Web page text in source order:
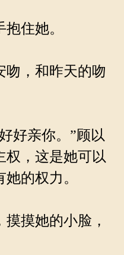
住她。
，和昨天的吻
好亲你。”顾以
权，这是她可以
的权力。
摸她的小脸，